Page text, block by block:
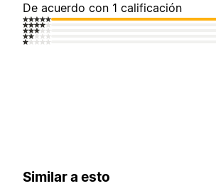
De acuerdo con 1 calificación
Similar a esto